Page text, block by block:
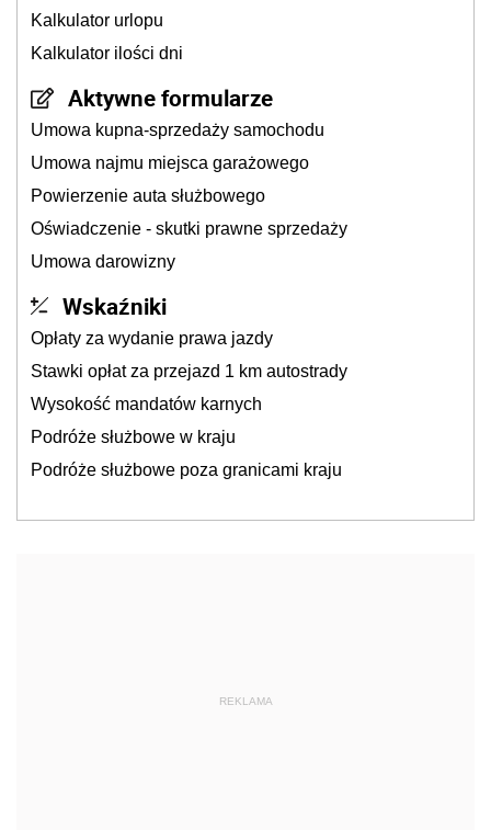
Kalkulator urlopu
Kalkulator ilości dni
Aktywne formularze
Umowa kupna-sprzedaży samochodu
Umowa najmu miejsca garażowego
Powierzenie auta służbowego
Oświadczenie - skutki prawne sprzedaży
Umowa darowizny
Wskaźniki
Opłaty za wydanie prawa jazdy
Stawki opłat za przejazd 1 km autostrady
Wysokość mandatów karnych
Podróże służbowe w kraju
Podróże służbowe poza granicami kraju
REKLAMA